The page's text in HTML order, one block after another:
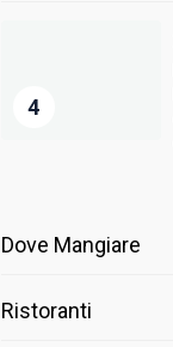
4
Dove Mangiare
Ristoranti